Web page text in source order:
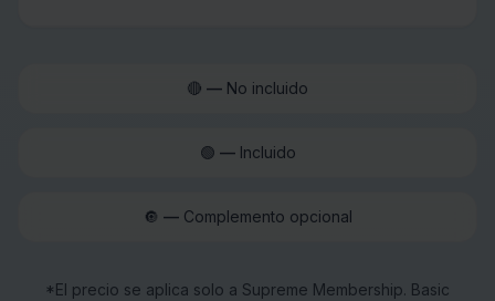
🔴 — No incluido
🟢 — Incluido
🔘 — Complemento opcional
*El precio se aplica solo a Supreme Membership. Basic